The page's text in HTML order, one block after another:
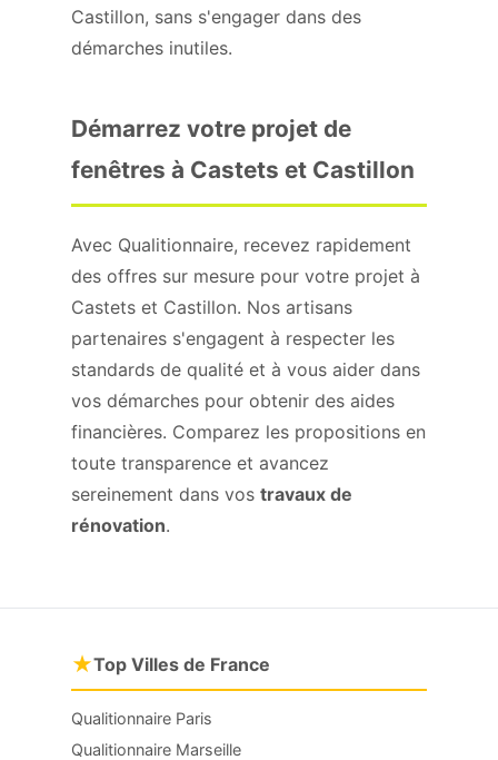
Castillon, sans s'engager dans des
démarches inutiles.
Démarrez votre projet de
fenêtres à Castets et Castillon
Avec Qualitionnaire, recevez rapidement
des offres sur mesure pour votre projet à
Castets et Castillon. Nos artisans
partenaires s'engagent à respecter les
standards de qualité et à vous aider dans
vos démarches pour obtenir des aides
financières. Comparez les propositions en
toute transparence et avancez
sereinement dans vos travaux de
rénovation.
★Top Villes de France
Qualitionnaire Paris
Qualitionnaire Marseille